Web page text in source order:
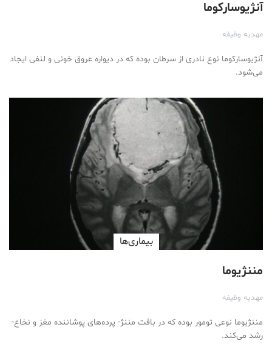
آنژیوسارکوما
مهدیه وظیفه
آنژیوسارکوما نوع نادری از سرطان بوده که در دیواره عروق خونی و لنفی ایجاد
می‌شود.
بیماری‌ها
مننژیوما
مهدیه وظیفه
مننژیوما نوعی تومور بوده که در بافت مننژ- پرده‌های پوشاننده مغز و نخاع-
رشد می‌کند.